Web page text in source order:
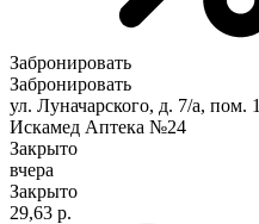
Забронировать
Забронировать
ул. Луначарского, д. 7/а, пом. 1
Искамед Аптека №24
Закрыто
вчера
Закрыто
29,63 р.